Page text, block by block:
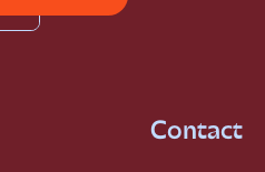
Contact